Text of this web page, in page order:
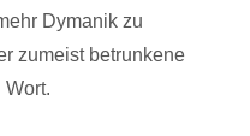
Dymanik zu
zumeist betrunkene
Wort.